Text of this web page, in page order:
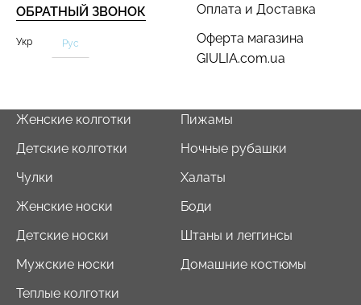
Оплата и Доставка
Оферта магазина
GIULIA.com.ua
ОБРАТНЫЙ ЗВОНОК
Укр Рус
Женские колготки
Детские колготки
Чулки
Женские носки
Детские носки
Мужские носки
Теплые колготки
Пижамы
Ночные рубашки
Халаты
Боди
Штаны и леггинсы
Домашние костюмы
Бесшовный топ с легкой
коррекцией BRA
SHAPEWEAR nude
с легкой коррекцией HI-
LEG SHAPEWEAR black